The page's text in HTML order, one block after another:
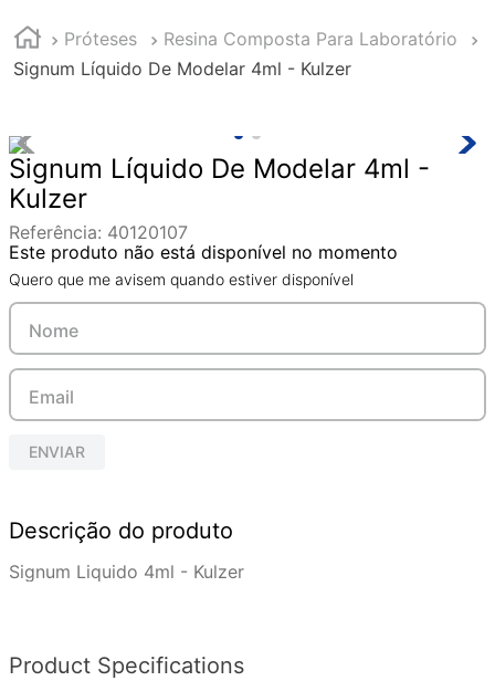
Próteses
Resina Composta Para Laboratório
Signum Líquido De Modelar 4ml - Kulzer
Signum Líquido De Modelar 4ml -
Kulzer
Referência: 40120107
Este produto não está disponível no momento
Quero que me avisem quando estiver disponível
ENVIAR
Descrição do produto
Signum Liquido 4ml - Kulzer
Product Specifications